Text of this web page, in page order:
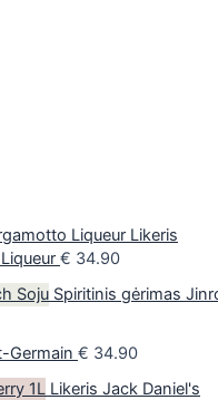
Likeris
€ 34.90
Spiritinis gėrimas
Germain € 34.90
Likeris Jack Daniel's